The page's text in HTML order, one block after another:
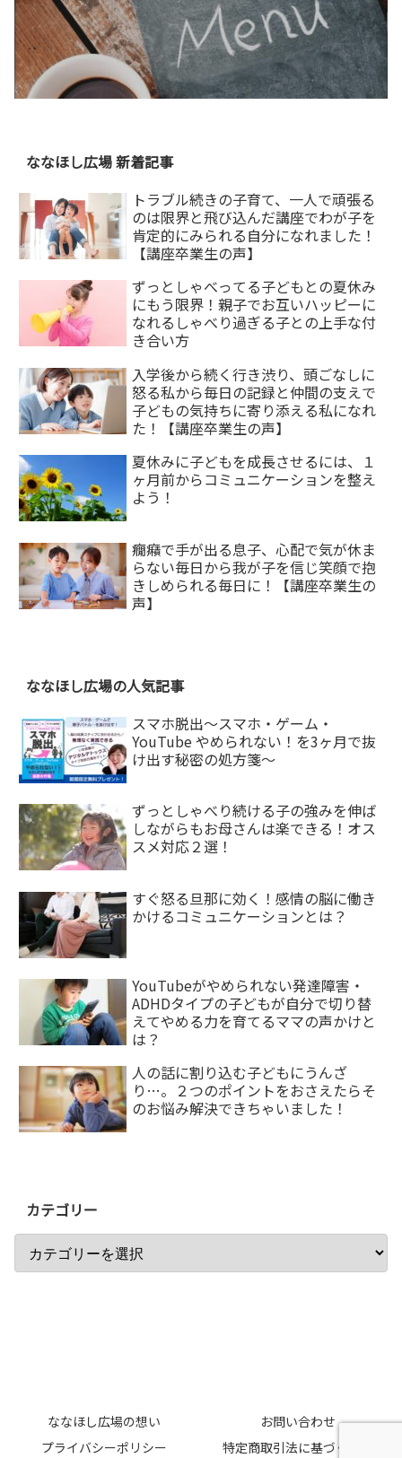
ななほし広場 新着記事
トラブル続きの子育て、一人で頑張る
のは限界と飛び込んだ講座でわが子を
肯定的にみられる自分になれました！
【講座卒業生の声】
ずっとしゃべってる子どもとの夏休み
にもう限界！親子でお互いハッピーに
なれるしゃべり過ぎる子との上手な付
き合い方
入学後から続く行き渋り、頭ごなしに
怒る私から毎日の記録と仲間の支えで
子どもの気持ちに寄り添える私になれ
た！【講座卒業生の声】
夏休みに子どもを成長させるには、１
ヶ月前からコミュニケーションを整え
よう！
癇癪で手が出る息子、心配で気が休ま
らない毎日から我が子を信じ笑顔で抱
きしめられる毎日に！【講座卒業生の
声】
ななほし広場の人気記事
スマホ脱出〜スマホ・ゲーム・
YouTube やめられない！を3ヶ月で抜
け出す秘密の処方箋〜
ずっとしゃべり続ける子の強みを伸ば
しながらもお母さんは楽できる！オス
スメ対応２選！
すぐ怒る旦那に効く！感情の脳に働き
かけるコミュニケーションとは？
YouTubeがやめられない発達障害・
ADHDタイプの子どもが自分で切り替
えてやめる力を育てるママの声かけと
は？
人の話に割り込む子どもにうんざ
り…。２つのポイントをおさえたらそ
のお悩み解決できちゃいました！
カテゴリー
ななほし広場の想い
お問い合わせ
プライバシーポリシー
特定商取引法に基づく表記